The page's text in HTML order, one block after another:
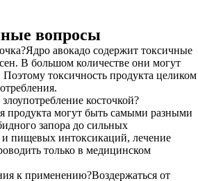
вопросы
авокадо содержит токсичные
В большом количестве они могут
токсичность продукта целиком
косточкой?
продукта могут быть самыми разными
запора до сильных
и пищевых интоксикаций, лечение
только в медицинском
к применению?Воздержаться от